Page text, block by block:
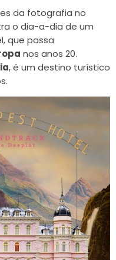
da fotografia no
o dia-a-dia de um
que passa
nos anos 20.
, é um destino turístico